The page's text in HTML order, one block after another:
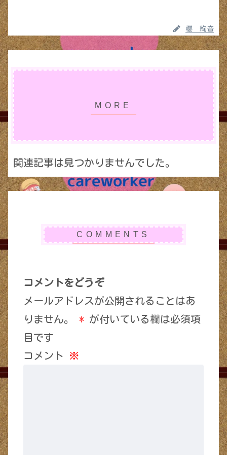
櫻 絢音
関連記事は見つかりませんでした。
コメントをどうぞ
メールアドレスが公開されることはあ
りません。
* が付いている欄は必須項
目です
コメント ※